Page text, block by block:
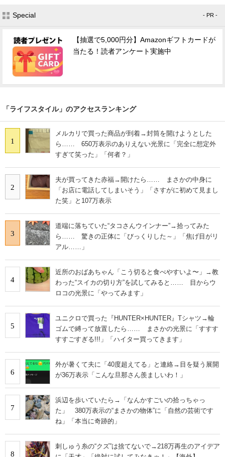
Special - PR -
【抽選で5,000円分】Amazonギフトカードが
当たる！読者アンケート実施中
「ライフスタイル」のアクセスランキング
1
メルカリで買った商品が到着→封筒を開けようとした
ら…… 650万表示のありえない光景に「完全に想定外
すぎて笑った」「何者？」
2
夫が買ってきた赤福→開けたら…… まさかの中身に
「お店に電話してしまいそう」「さすがに初めて見まし
た笑」と107万表示
3
道端に落ちていた“タコさんウインナー”→拾ってみた
ら…… 驚きの正体に「びっくりした～」「焦げ目がリ
アル……」
4
近所のおばあちゃん「こう切ると食べやすいよ〜」→教
わった“スイカの切り方”を試してみると…… 目からウ
ロコの光景に「やってみます」
5
ユニクロで買った『HUNTER×HUNTER』Tシャツ→輪
ゴムで縛って放置したら…… まさかの光景に「すすす
すすごすぎる!!!」「ハイター買ってきます」
6
外が暑くて夫に「40度超えてる」と連絡→目を疑う展開
が36万表示「こんな旦那さん羨ましいわ！」
7
浜辺を歩いていたら→「なんかすごいの拾っちゃっ
た」 380万表示の“まさかの物体”に「自然の芸術です
ね」「本当に奇跡的」
8
刺しゅう糸の“クズ”は捨てないで→218万再生のアイデア